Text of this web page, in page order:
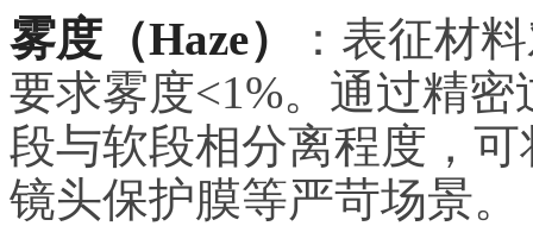
雾度（Haze）
：表征材
要求雾度<1%。通过精
段与软段相分离程度，
镜头保护膜等严苛场景。